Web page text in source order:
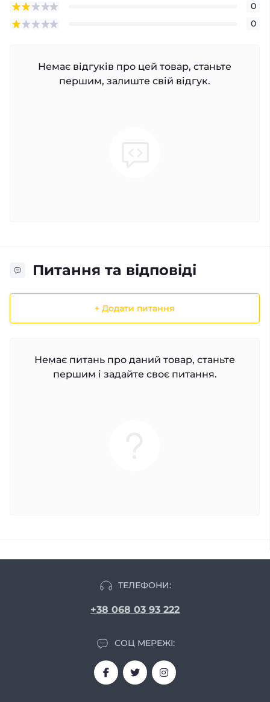
0
0
Немає відгуків про цей товар, станьте
першим, залиште свій відгук.
Питання та відповіді
+ Додати питання
Немає питань про даний товар, станьте
першим і задайте своє питання.
ТЕЛЕФОНИ:
+38 068 03 93 222
СОЦ МЕРЕЖІ: